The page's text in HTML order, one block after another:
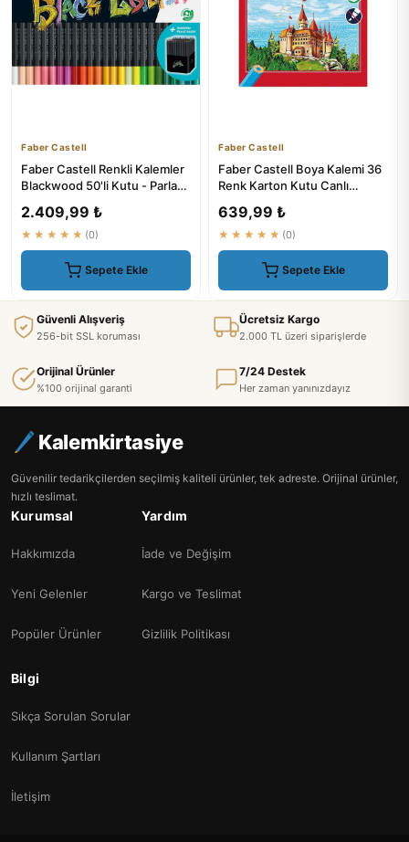
Faber Castell
Faber Castell Renkli Kalemler
Blackwood 50'li Kutu - Parlak
2.409,99 ₺
★★★★★ (0)
Sepete Ekle
Faber Castell
Faber Castell Boya Kalemi 36
Renk Karton Kutu Canlı
639,99 ₺
★★★★★ (0)
Sepete Ekle
Güvenli Alışveriş
256-bit SSL koruması
Ücretsiz Kargo
2.000 TL üzeri siparişlerde
Orijinal Ürünler
%100 orijinal garanti
7/24 Destek
Her zaman yanınızdayız
Kalemkirtasiye
Güvenilir tedarikçilerden seçilmiş kaliteli ürünler, tek adreste. Orijinal ürünler,
hızlı teslimat.
Kurumsal
Hakkımızda
Yeni Gelenler
Popüler Ürünler
Yardım
İade ve Değişim
Kargo ve Teslimat
Gizlilik Politikası
Bilgi
Sıkça Sorulan Sorular
Kullanım Şartları
İletişim